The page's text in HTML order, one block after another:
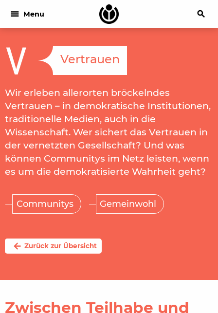
menu Menu search
V Vertrauen
Wir erleben allerorten bröckelndes
Vertrauen – in demokratische Institutionen,
traditionelle Medien, auch in die
Wissenschaft. Wer sichert das Vertrauen in
der vernetzten Gesellschaft? Und was
können Communitys im Netz leisten, wenn
es um die demokratisierte Wahrheit geht?
Communitys Gemeinwohl
arrow_back Zurück zur Übersicht
Zwischen Teilhabe und